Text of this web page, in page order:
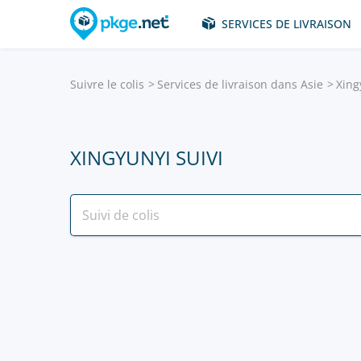
SERVICES DE LIVRAISON
Suivre le colis Services de livraison dans Asie
XINGYUNYI SUIVI